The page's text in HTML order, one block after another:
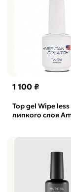
1 100 ₽
Top gel Wipe less
липкого слоя